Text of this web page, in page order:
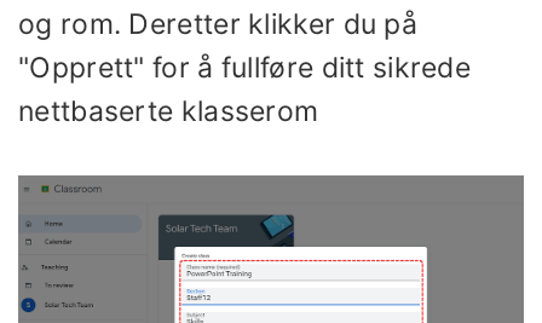
og rom. Deretter klikker du på
"Opprett" for å fullføre ditt sikrede
nettbaserte klasserom